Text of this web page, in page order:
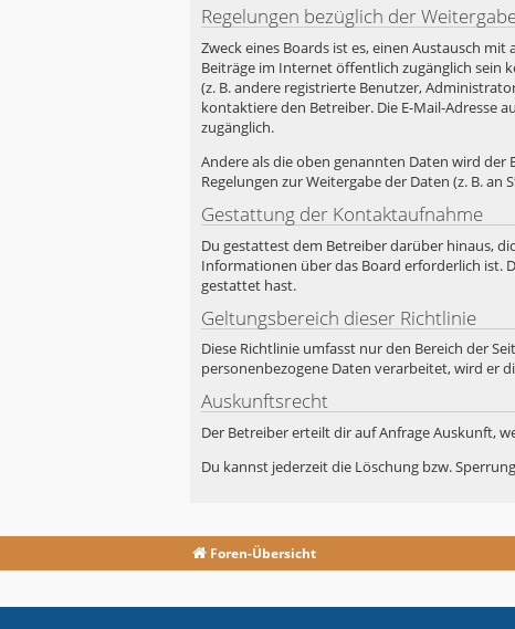
Regelungen bezüglich der
Zweck eines Boards ist es, einen Austausch
Beiträge im Internet öffentlich zugänglich sein
(z. B. andere registrierte Benutzer,
kontaktiere den Betreiber. Die E-Mail-Adresse
zugänglich.
Andere als die oben genannten Daten wird
Regelungen zur Weitergabe der Daten (z. B.
Gestattung der Kontaktaufnahme
Du gestattest dem Betreiber darüber hinaus,
Informationen über das Board erforderlich ist.
gestattet hast.
Geltungsbereich dieser Richtlinie
Diese Richtlinie umfasst nur den Bereich der
personenbezogene Daten verarbeitet, wird er
Auskunftsrecht
Der Betreiber erteilt dir auf Anfrage Auskunft,
Du kannst jederzeit die Löschung bzw.
Foren-Übersicht